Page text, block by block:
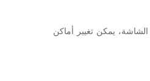
كبيرة أسفل الشاشة، يمكن تغيير أماكن